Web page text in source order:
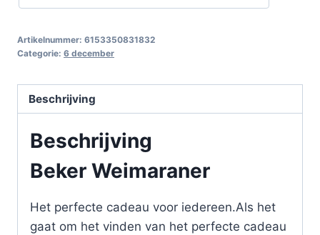
Artikelnummer: 6153350831832
Categorie: 6 december
Beschrijving
Beschrijving
Beker Weimaraner
Het perfecte cadeau voor iedereen.Als het
gaat om het vinden van het perfecte cadeau